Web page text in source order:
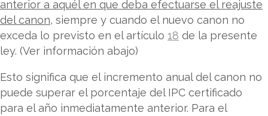
anterior a aquél en que deba efectuarse el reajuste
del canon, siempre y cuando el nuevo canon no
exceda lo previsto en el artículo 18 de la presente
ley. (Ver información abajo)
Esto significa que el incremento anual del canon no
puede superar el porcentaje del IPC certificado
para el año inmediatamente anterior. Para el